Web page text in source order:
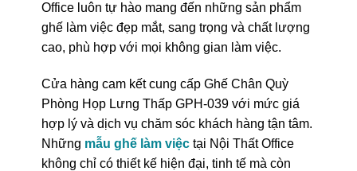
Office luôn tự hào mang đến những sản phẩm
ghế làm việc đẹp mắt, sang trọng và chất lượng
cao, phù hợp với mọi không gian làm việc.
Cửa hàng cam kết cung cấp Ghế Chân Quỳ
Phòng Họp Lưng Thấp GPH-039 với mức giá
hợp lý và dịch vụ chăm sóc khách hàng tận tâm.
Những mẫu ghế làm việctại Nội Thất Office
không chỉ có thiết kế hiện đại, tinh tế mà còn